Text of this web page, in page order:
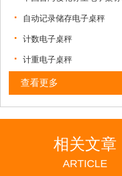
自动记录储存电子桌秤
计数电子桌秤
计重电子桌秤
查看更多
相关文章
ARTICLE